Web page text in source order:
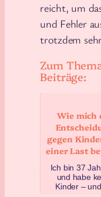
reicht, um
und Fehler
trotzdem
Zum
Beiträge:
Wie mich
gegen
einer Last
Ich bin 37
und habe
Kinder –